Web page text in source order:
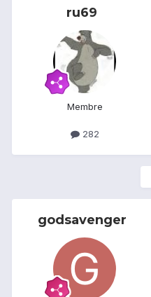
ru69
Membre
282
godsavenger